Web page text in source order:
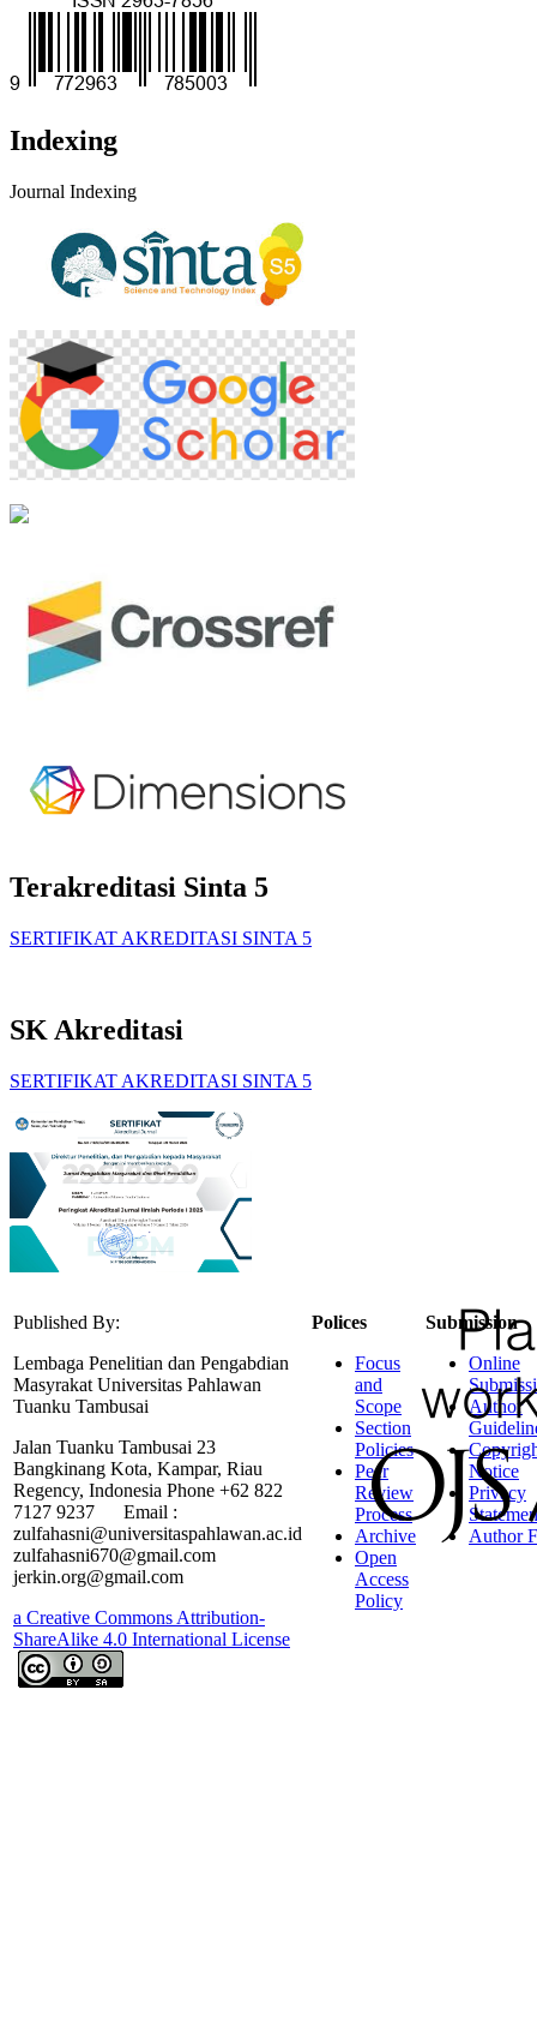
Indexing
Journal Indexing
Terakreditasi Sinta 5
SERTIFIKAT AKREDITASI SINTA 5
SK Akreditasi
SERTIFIKAT AKREDITASI SINTA 5
Published By:
Lembaga Penelitian dan Pengabdian
Masyrakat Universitas Pahlawan
Tuanku Tambusai
Jalan Tuanku Tambusai 23
Bangkinang Kota, Kampar, Riau
Regency, Indonesia Phone +62 822
7127 9237 Email :
zulfahasni@universitaspahlawan.ac.id
zulfahasni670@gmail.com
jerkin.org@gmail.com
a Creative Commons Attribution-
ShareAlike 4.0 International License
Polices
Focus
and
Scope
Section
Policies
Peer
Review
Process
Archive
Open
Access
Policy
Submission
Online
Author
Notice
Privacy
Author